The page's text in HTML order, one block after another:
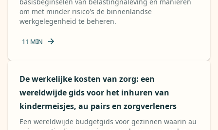
om met minder risico's de binnenlandse
werkgelegenheid te beheren.
11 MIN
De werkelijke kosten van zorg: een
wereldwijde gids voor het inhuren van
kindermeisjes, au pairs en zorgverleners
Een wereldwijde budgetgids voor gezinnen waarin au